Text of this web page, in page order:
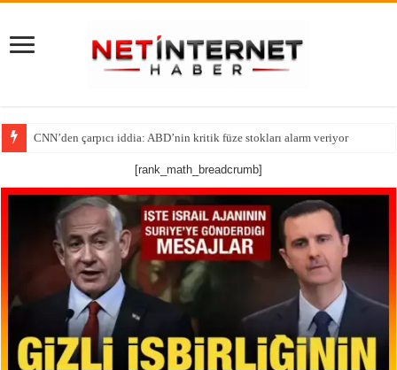
Tutsak Edilen Bir Ruhun Yeniden Diriliş Hikayesi!
[rank_math_breadcrumb]